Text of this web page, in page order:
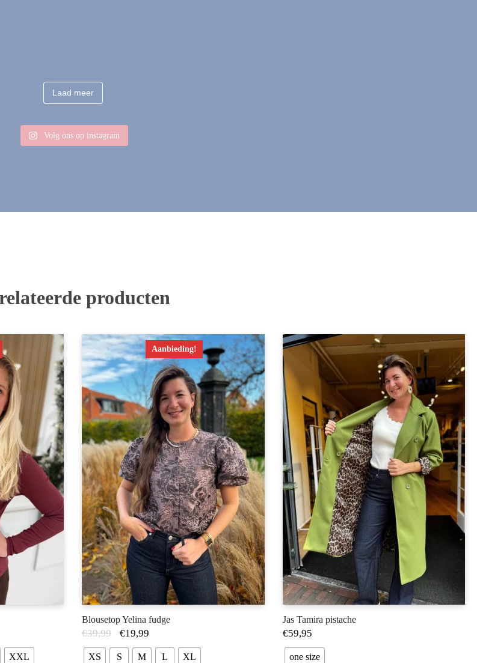
Laad meer
Volg ons op instagram
producten
XXL
Aanbieding!
Blousetop Yelina fudge
€39,99 €19,99
XS S M L XL
Jas Tamira pistache
€59,95
one size